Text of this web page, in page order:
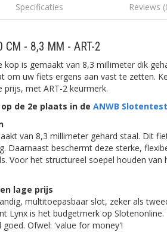
Specificaties Reviews
- 8,3 MM - ART-2
is gemaakt van 8,3 millimeter dik
om uw fiets ergens aan vast te zetten.
met ART-2 keurmerk.
de 2e plaats in de ANWB
van 8,3 millimeter gehard staal. Dit
Daarnaast beschermt deze sterke,
Voor het structureel soepel houden van
lage prijs
multitoepasbaar slot, zeker als
Lynx is het budgetmerk op
Ofwel: 'value for money'!